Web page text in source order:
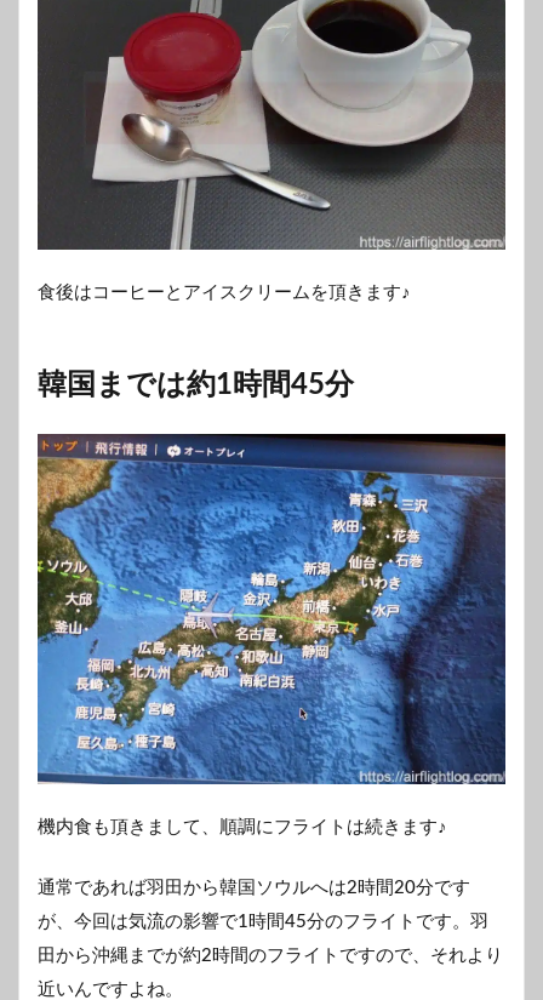
食後はコーヒーとアイスクリームを頂きます♪
韓国までは約1時間45分
機内食も頂きまして、順調にフライトは続きます♪
通常であれば羽田から韓国ソウルへは2時間20分です
が、今回は気流の影響で1時間45分のフライトです。羽
田から沖縄までが約2時間のフライトですので、それより
近いんですよね。